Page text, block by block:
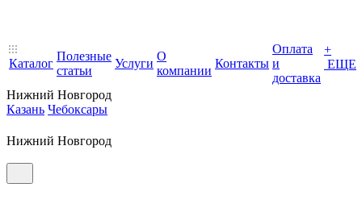
Каталог
Полезные
статьи
Услуги
О
компании
Контакты
Оплата
и
доставка
+
ЕЩЕ
Нижний Новгород
Казань Чебоксары
Нижний Новгород